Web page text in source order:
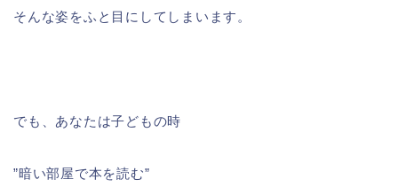
そんな姿をふと目にしてしまいます。
でも、あなたは子どもの時
”暗い部屋で本を読む”